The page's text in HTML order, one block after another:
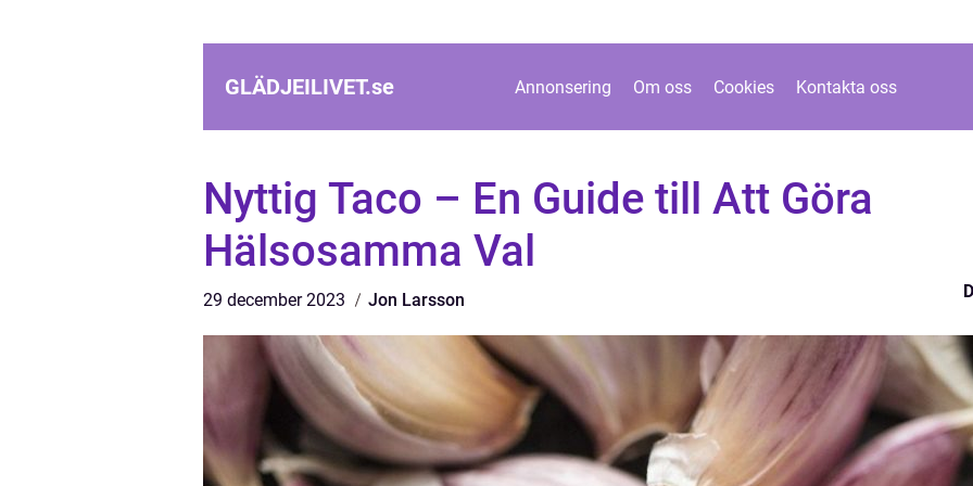
GLÄDJEILIVET.se Annonsering Om oss Cookies Kontakta oss
Nyttig Taco – En Guide till Att Göra
Hälsosamma Val
29 december 2023 Jon Larsson